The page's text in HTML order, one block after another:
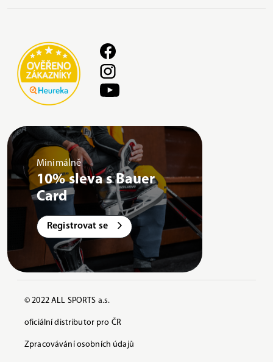
Minimálně
10% sleva s Bauer
Card
Registrovat se
© 2022 ALL SPORTS a.s.
oficiální distributor pro ČR
Zpracovávání osobních údajů